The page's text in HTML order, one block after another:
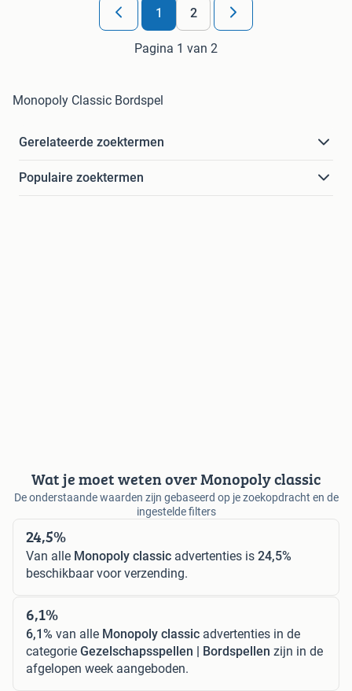
1 2
Pagina 1 van 2
Monopoly Classic Bordspel
Gerelateerde zoektermen
Populaire zoektermen
Wat je moet weten over Monopoly classic
De onderstaande waarden zijn gebaseerd op je zoekopdracht en de
ingestelde filters
24,5%
Van alle Monopoly classic advertenties is 24,5%
beschikbaar voor verzending.
6,1%
6,1% van alle Monopoly classic advertenties in de
categorie Gezelschapsspellen | Bordspellen zijn in de
afgelopen week aangeboden.